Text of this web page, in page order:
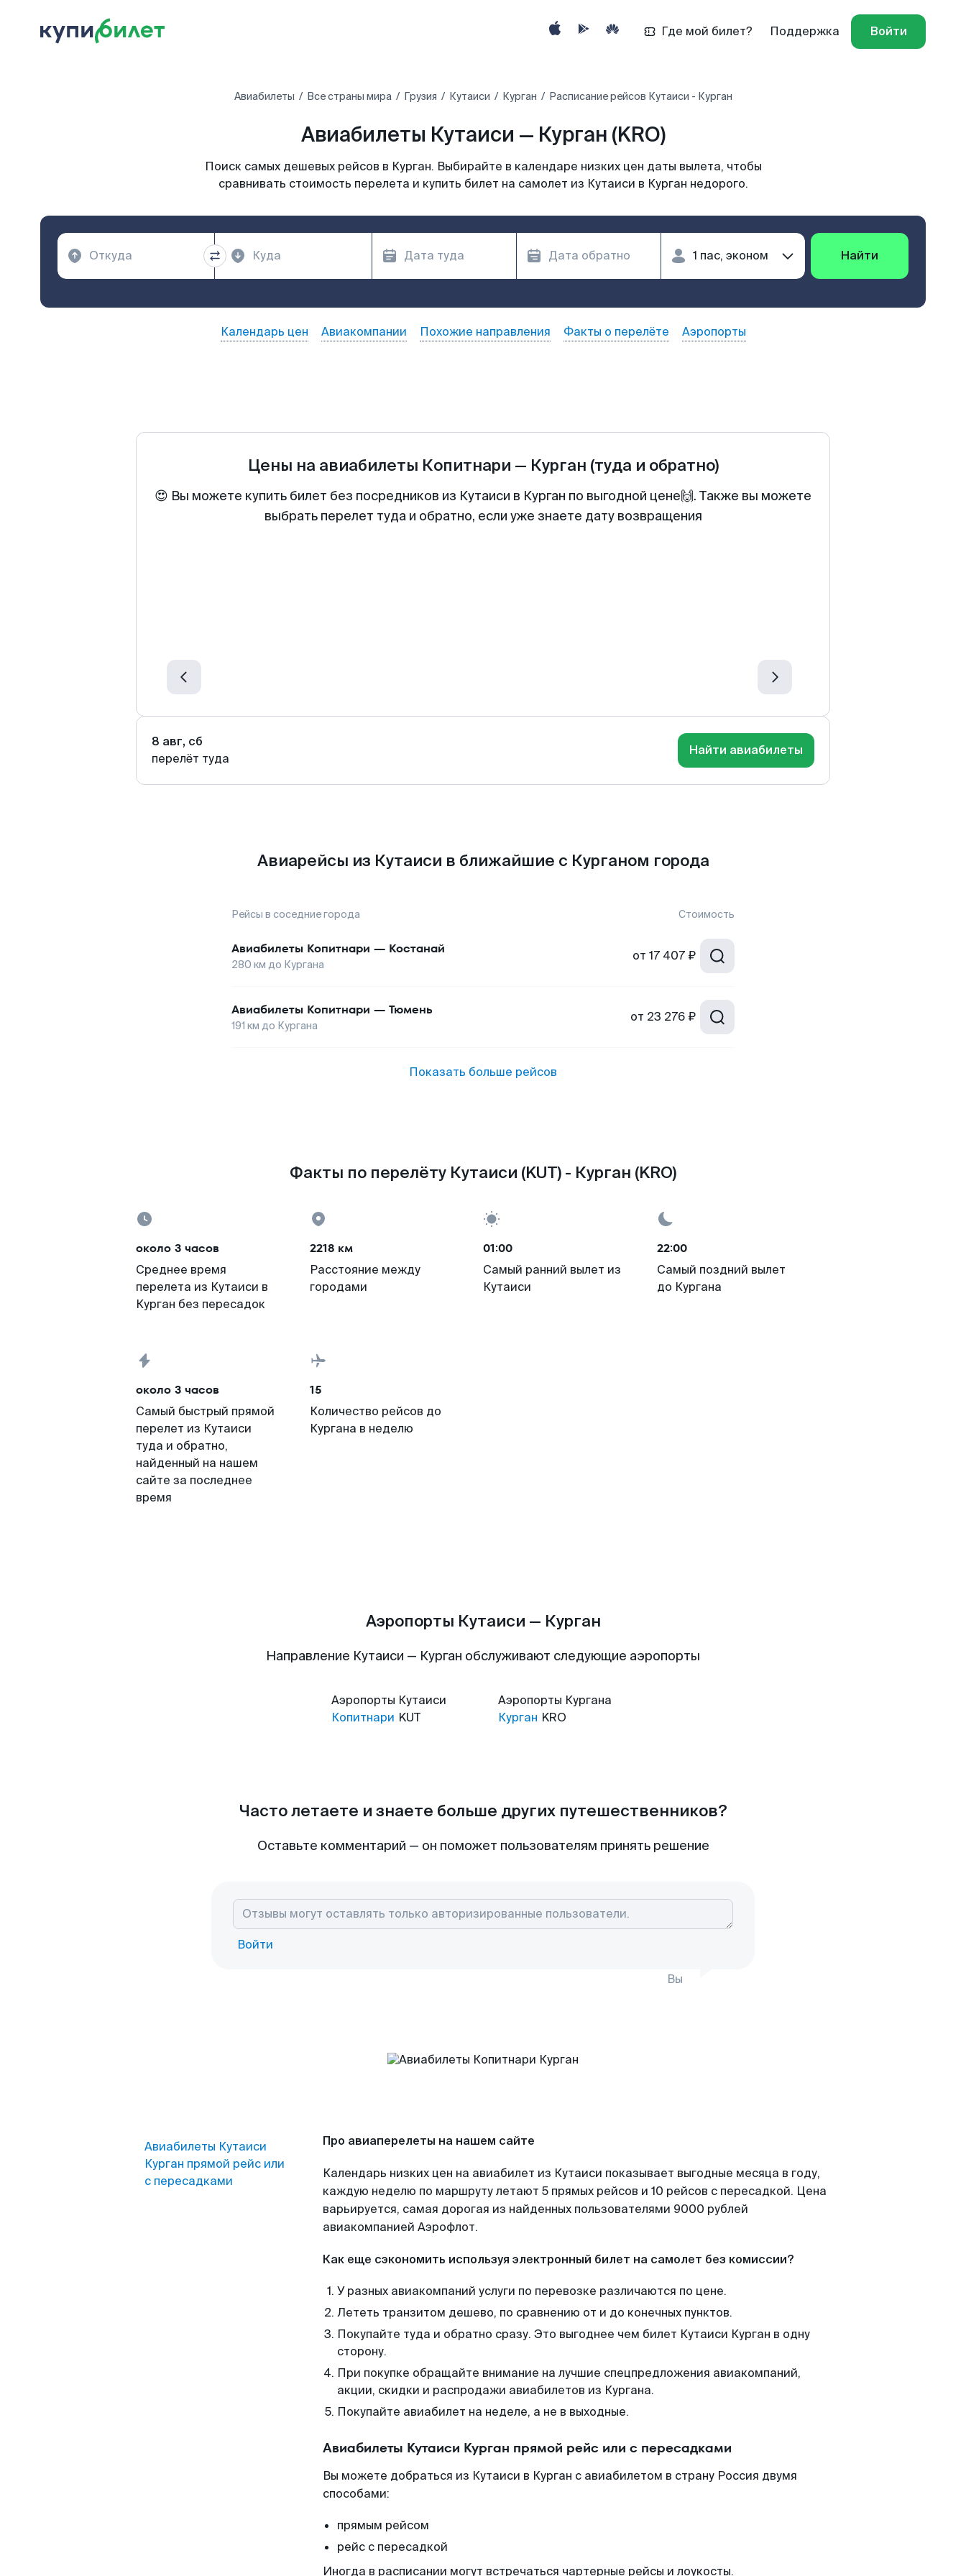
Где мой билет? Поддержка Войти
Авиабилеты Все страны мира Грузия Кутаиси Курган Расписание рейсов Кутаиси - Курган
Авиабилеты Кутаиси — Курган (KRO)
Поиск самых дешевых рейсов в Курган. Выбирайте в календаре низких цен даты вылета, чтобы
сравнивать стоимость перелета и купить билет на самолет из Кутаиси в Курган недорого.
Найти
Календарь цен Авиакомпании Похожие направления Факты о перелёте Аэропорты
Цены на авиабилеты Копитнари — Курган (туда и обратно)
😍 Вы можете купить билет без посредников из Кутаиси в Курган по выгодной цене🙌. Также вы можете
выбрать перелет туда и обратно, если уже знаете дату возвращения
8 авг, сб
перелёт туда
Найти авиабилеты
Авиарейсы из Кутаиси в ближайшие с Курганом города
Рейсы в соседние города Стоимость
Авиабилеты Копитнари — Костанай
280 км до Кургана
от 17 407 ₽
Авиабилеты Копитнари — Тюмень
191 км до Кургана
от 23 276 ₽
Показать больше рейсов
Факты по перелёту Кутаиси (KUT) - Курган (KRO)
около 3 часов
Среднее время
перелета из Кутаиси в
Курган без пересадок
2218 км
Расстояние между
городами
01:00
Самый ранний вылет из
Кутаиси
22:00
Самый поздний вылет
до Кургана
около 3 часов
Самый быстрый прямой
перелет из Кутаиси
туда и обратно,
найденный на нашем
сайте за последнее
время
15
Количество рейсов до
Кургана в неделю
Аэропорты Кутаиси — Курган
Направление Кутаиси — Курган обслуживают следующие аэропорты
Аэропорты Кутаиси
Копитнари KUT
Аэропорты Кургана
Курган KRO
Часто летаете и знаете больше других путешественников?
Оставьте комментарий — он поможет пользователям принять решение
Войти
Вы
Авиабилеты Кутаиси
Курган прямой рейс или
с пересадками
Про авиаперелеты на нашем сайте
Календарь низких цен на авиабилет из Кутаиси показывает выгодные месяца в году,
каждую неделю по маршруту летают 5 прямых рейсов и 10 рейсов с пересадкой. Цена
варьируется, самая дорогая из найденных пользователями 9000 рублей
авиакомпанией Аэрофлот.
Как еще сэкономить используя электронный билет на самолет без комиссии?
У разных авиакомпаний услуги по перевозке различаются по цене.
Лететь транзитом дешево, по сравнению от и до конечных пунктов.
Покупайте туда и обратно сразу. Это выгоднее чем билет Кутаиси Курган в одну
сторону.
При покупке обращайте внимание на лучшие спецпредложения авиакомпаний,
акции, скидки и распродажи авиабилетов из Кургана.
Покупайте авиабилет на неделе, а не в выходные.
Авиабилеты Кутаиси Курган прямой рейс или с пересадками
Вы можете добраться из Кутаиси в Курган с авиабилетом в страну Россия двумя
способами:
прямым рейсом
рейс с пересадкой
Иногда в расписании могут встречаться чартерные рейсы и лоукосты.